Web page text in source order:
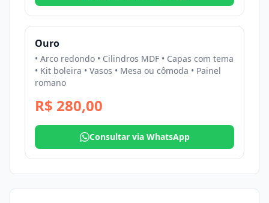
Ouro
• Arco redondo • Cilindros MDF • Capas com tema
• Kit boleira • Vasos • Mesa ou cômoda • Painel
romano
R$ 280,00
Consultar via WhatsApp